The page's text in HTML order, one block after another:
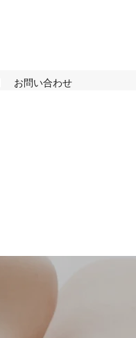
お問い合わせ